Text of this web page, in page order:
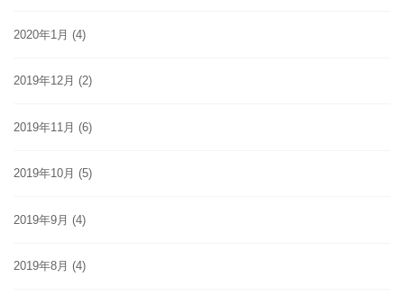
2020年1月 (4)
2019年12月 (2)
2019年11月 (6)
2019年10月 (5)
2019年9月 (4)
2019年8月 (4)